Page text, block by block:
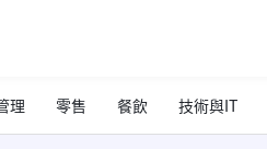
理 零售 餐飲 技術與IT